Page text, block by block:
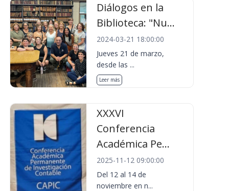
Diálogos en la
Biblioteca: "Nu...
2024-03-21 18:00:00
Jueves 21 de marzo,
desde las ...
Leer más
XXXVI
Conferencia
Académica Pe...
2025-11-12 09:00:00
Del 12 al 14 de
noviembre en n...